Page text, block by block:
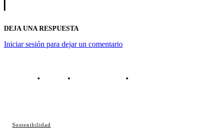
Sostenibilidad
DEJA UNA RESPUESTA
Iniciar sesión para dejar un comentario
Contacto Política de cookies